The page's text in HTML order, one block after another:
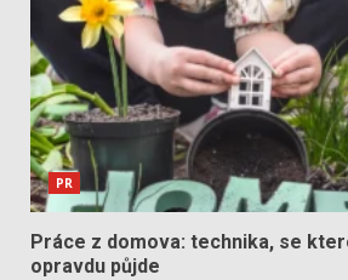
PR
Práce z domova: technika, se
opravdu půjde